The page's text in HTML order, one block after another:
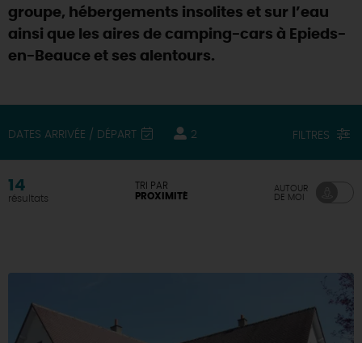
DEMAIN
CETTE SEMAINE
groupe, hébergements insolites et sur l’eau
ainsi que les aires de camping-cars à Epieds-
en-Beauce et ses alentours.
DATES ARRIVÉE / DÉPART 2 FILTRES
14
résultats
TRI PAR
PROXIMITÉ
AUTOUR
DE MOI